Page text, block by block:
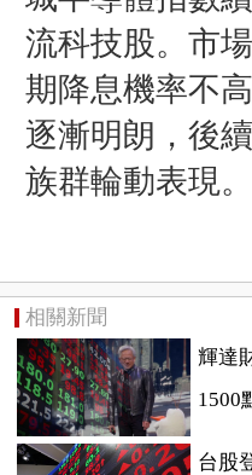
流科技股。市
期降息機率不
逐漸明朗，後
族群輪動表現。
相關新聞
輝達
1500
台股